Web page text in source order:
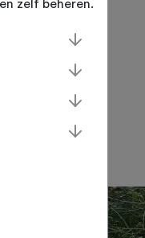
één
zelf beheren.